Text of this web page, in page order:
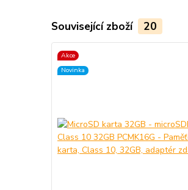
Související zboží 20
Akce
Novinka